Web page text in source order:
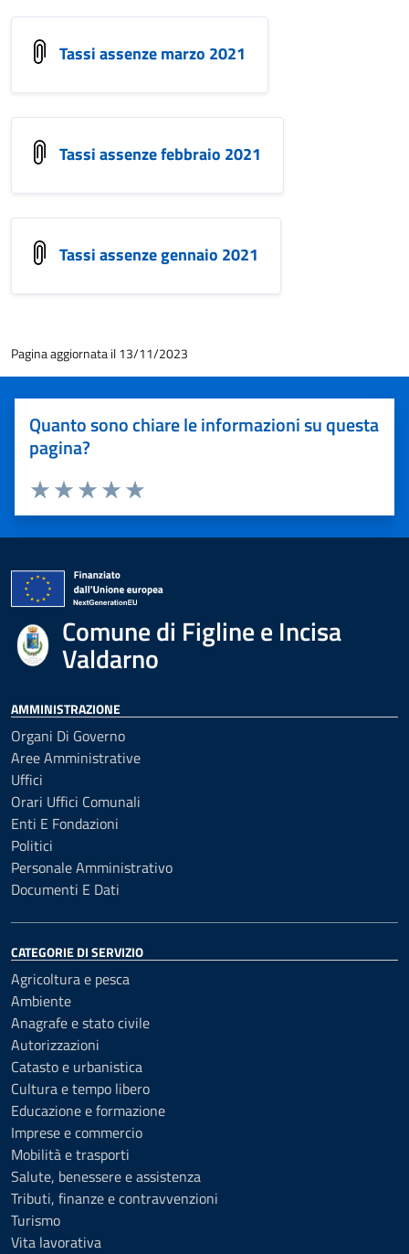
Tassi assenze marzo 2021
Tassi assenze febbraio 2021
Tassi assenze gennaio 2021
Pagina aggiornata il 13/11/2023
Quanto sono chiare le informazioni su questa
pagina?
Valuta 5 stelle su 5
Valuta 4 stelle su 5
Valuta 3 stelle su 5
Valuta 2 stelle su 5
Valuta 1 stelle su 5
Comune di Figline e Incisa
Valdarno
AMMINISTRAZIONE
Organi Di Governo
Aree Amministrative
Uffici
Orari Uffici Comunali
Enti E Fondazioni
Politici
Personale Amministrativo
Documenti E Dati
CATEGORIE DI SERVIZIO
Agricoltura e pesca
Ambiente
Anagrafe e stato civile
Autorizzazioni
Catasto e urbanistica
Cultura e tempo libero
Educazione e formazione
Imprese e commercio
Mobilità e trasporti
Salute, benessere e assistenza
Tributi, finanze e contravvenzioni
Turismo
Vita lavorativa